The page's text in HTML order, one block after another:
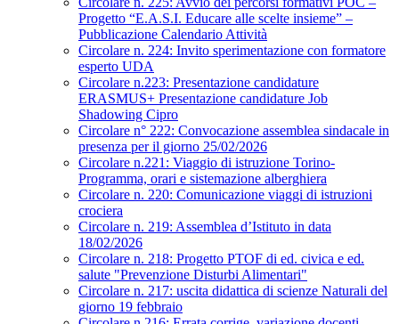
Progetto “E.A.S.I. Educare alle scelte insieme” –
Pubblicazione Calendario Attività
Circolare n. 224: Invito sperimentazione con formatore
esperto UDA
Circolare n.223: Presentazione candidature
ERASMUS+ Presentazione candidature Job
Shadowing Cipro
Circolare n° 222: Convocazione assemblea sindacale in
presenza per il giorno 25/02/2026
Circolare n.221: Viaggio di istruzione Torino-
Programma, orari e sistemazione alberghiera
Circolare n. 220: Comunicazione viaggi di istruzioni
crociera
Circolare n. 219: Assemblea d’Istituto in data
18/02/2026
Circolare n. 218: Progetto PTOF di ed. civica e ed.
salute "Prevenzione Disturbi Alimentari"
Circolare n. 217: uscita didattica di scienze Naturali del
giorno 19 febbraio